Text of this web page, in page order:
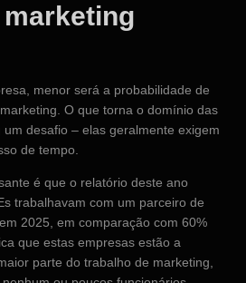
menor será a probabilidade de
O que torna o domínio das
desafio – elas geralmente exigem
de tempo.
é que o relatório deste ano
trabalhavam com um parceiro de
2025, em comparação com 60%
que estas empresas estão a
parte do trabalho de marketing,